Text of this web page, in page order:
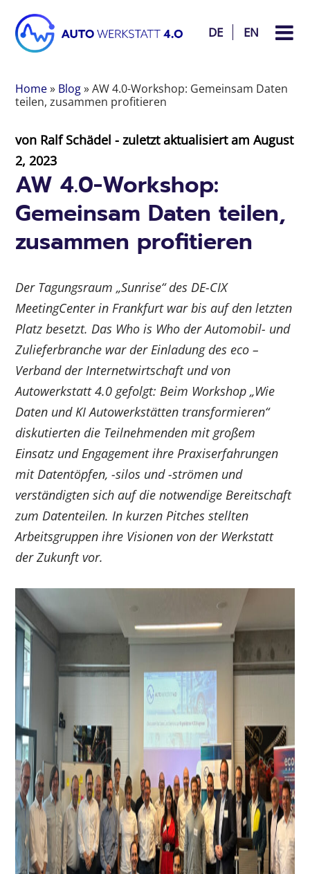
DE EN
Home» Blog»AW 4.0-Workshop: Gemeinsam Daten
teilen, zusammen profitieren
von Ralf Schädel - zuletzt aktualisiert amAugust
2, 2023
AW 4.0-Workshop:
Gemeinsam Daten teilen,
zusammen profitieren
Der Tagungsraum „Sunrise“ des DE-CIX
MeetingCenter in Frankfurt war bis auf den letzten
Platz besetzt. Das Who is Who der Automobil- und
Zulieferbranche war der Einladung des eco –
Verband der Internetwirtschaft und von
Autowerkstatt 4.0 gefolgt: Beim Workshop „Wie
Daten und KI Autowerkstätten transformieren“
diskutierten die Teilnehmenden mit großem
Einsatz und Engagement ihre Praxiserfahrungen
mit Datentöpfen, -silos und -strömen und
verständigten sich auf die notwendige Bereitschaft
zum Datenteilen. In kurzen Pitches stellten
Arbeitsgruppen ihre Visionen von der Werkstatt
der Zukunft vor.